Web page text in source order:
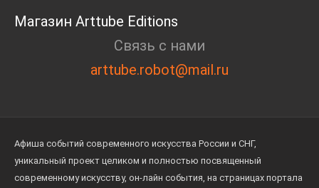
Магазин Arttube Editions
Связь с нами
arttube.robot@mail.ru
Афиша событий современного искусства России и СНГ,
уникальный проект целиком и полностью посвященный
современному искусству, он-лайн события, на страницах портала